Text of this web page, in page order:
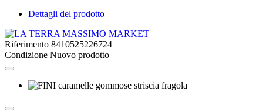
Dettagli del prodotto
Riferimento 8410525226724
Condizione Nuovo prodotto